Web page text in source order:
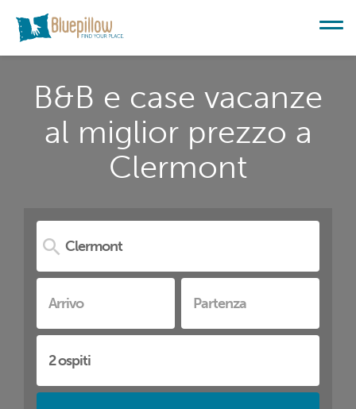
B&B e case vacanze
al miglior prezzo a
Clermont